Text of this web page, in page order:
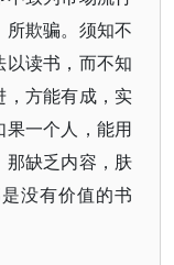
欺骗。须知不
读书，而不知
方能有成，实
一个人，能用
缺乏内容，肤
没有价值的书